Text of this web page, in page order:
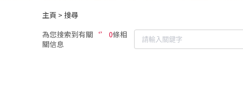
主頁 > 搜尋
為您搜索到有關 ‘’ 0條相
關信息